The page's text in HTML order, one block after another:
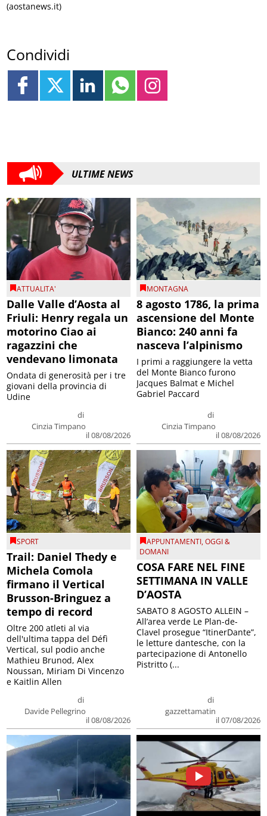
(aostanews.it)
Condividi
ULTIME NEWS
ATTUALITA'
Dalle Valle d’Aosta al
Friuli: Henry regala un
motorino Ciao ai
ragazzini che
vendevano limonata
di
Cinzia Timpano
il 08/08/2026
Ondata di generosità per i tre
giovani della provincia di
Udine
MONTAGNA
8 agosto 1786, la prima
ascensione del Monte
Bianco: 240 anni fa
nasceva l’alpinismo
di
Cinzia Timpano
il 08/08/2026
I primi a raggiungere la vetta
del Monte Bianco furono
Jacques Balmat e Michel
Gabriel Paccard
SPORT
Trail: Daniel Thedy e
Michela Comola
firmano il Vertical
Brusson-Bringuez a
tempo di record
di
Davide Pellegrino
il 08/08/2026
Oltre 200 atleti al via
dell'ultima tappa del Défì
Vertical, sul podio anche
Mathieu Brunod, Alex
Noussan, Miriam Di Vincenzo
e Kaitlin Allen
APPUNTAMENTI,OGGI &
DOMANI
COSA FARE NEL FINE
SETTIMANA IN VALLE
D’AOSTA
di
gazzettamatin
il 07/08/2026
SABATO 8 AGOSTO ALLEIN –
All’area verde Le Plan-de-
Clavel prosegue “ItinerDante”,
le letture dantesche, con la
partecipazione di Antonello
Pistritto (...